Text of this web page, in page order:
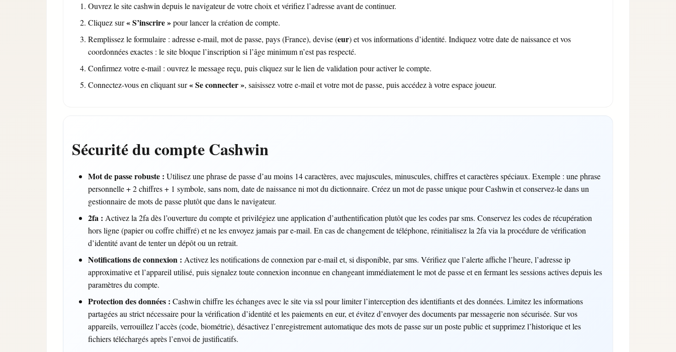
Ouvrez le site cashwin depuis le navigateur de votre choix et vérifiez l’adresse avant de continuer.
Cliquez sur« S’inscrire »pour lancer la création de compte.
Remplissez le formulaire : adresse e-mail, mot de passe, pays (France), devise (eur) et vos informations d’identité. Indiquez votre date de naissance et vos
coordonnées exactes : le site bloque l’inscription si l’âge minimum n’est pas respecté.
Confirmez votre e-mail : ouvrez le message reçu, puis cliquez sur le lien de validation pour activer le compte.
Connectez-vous en cliquant sur« Se connecter », saisissez votre e-mail et votre mot de passe, puis accédez à votre espace joueur.
Sécurité du compte Cashwin
Mot de passe robuste : Utilisez une phrase de passe d’au moins 14 caractères, avec majuscules, minuscules, chiffres et caractères spéciaux. Exemple : une phrase
personnelle + 2 chiffres + 1 symbole, sans nom, date de naissance ni mot du dictionnaire. Créez un mot de passe unique pour Cashwin et conservez-le dans un
gestionnaire de mots de passe plutôt que dans le navigateur.
2fa : Activez la 2fa dès l’ouverture du compte et privilégiez une application d’authentification plutôt que les codes par sms. Conservez les codes de récupération
hors ligne (papier ou coffre chiffré) et ne les envoyez jamais par e-mail. En cas de changement de téléphone, réinitialisez la 2fa via la procédure de vérification
d’identité avant de tenter un dépôt ou un retrait.
Notifications de connexion : Activez les notifications de connexion par e-mail et, si disponible, par sms. Vérifiez que l’alerte affiche l’heure, l’adresse ip
approximative et l’appareil utilisé, puis signalez toute connexion inconnue en changeant immédiatement le mot de passe et en fermant les sessions actives depuis les
paramètres du compte.
Protection des données : Cashwin chiffre les échanges avec le site via ssl pour limiter l’interception des identifiants et des données. Limitez les informations
partagées au strict nécessaire pour la vérification d’identité et les paiements en eur, et évitez d’envoyer des documents par messagerie non sécurisée. Sur vos
appareils, verrouillez l’accès (code, biométrie), désactivez l’enregistrement automatique des mots de passe sur un poste public et supprimez l’historique et les
fichiers téléchargés après l’envoi de justificatifs.